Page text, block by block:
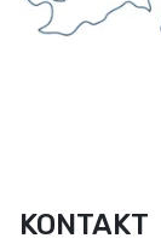
KONTAKT